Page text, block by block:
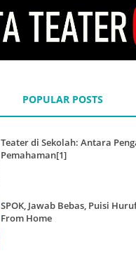
POPULAR POSTS
Teater di Sekolah: Antara
Pemahaman[1]
SPOK, Jawab Bebas, Puisi
From Home